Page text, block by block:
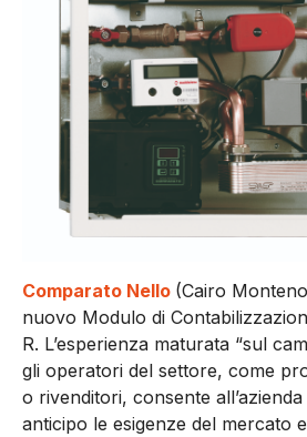
Comparato Nello (Cairo
nuovo Modulo di
R. L’esperienza maturata “sul
gli operatori del settore, come
o rivenditori, consente
anticipo le esigenze del mercato